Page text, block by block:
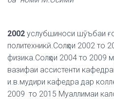
2002 услубшиноси шӯъбаи
политехникӣ.Солҳои 2002 то
физика.Солҳои 2004 то 2009
вазифаи ассистенти
и.в.мудири кафедра дар
2009 то 2015 Муаллимаи